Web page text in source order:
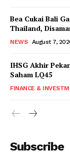
Bea Cukai Bali
Thailand,
NEWS August 7,
IHSG Akhir
Saham LQ45
FINANCE &
Subscribe